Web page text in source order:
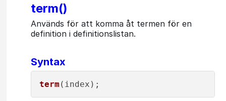
term()
Används för att komma åt termen för en
definition i definitionslistan.
Syntax
term